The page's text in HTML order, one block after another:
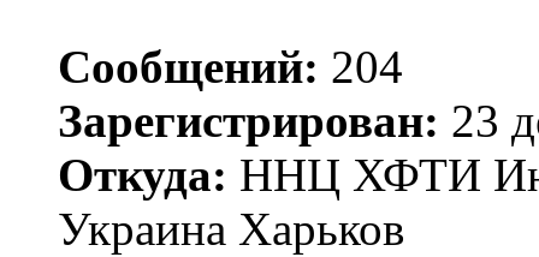
Сообщений: 204
Зарегистрирован: 23
Откуда: ННЦ ХФТИ
Украина Харьков